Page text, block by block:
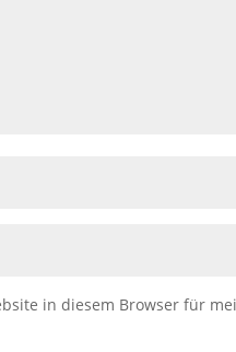
in diesem Browser für